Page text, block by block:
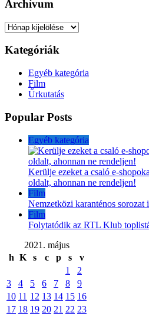
Archívum
Archívum
Kategóriák
Egyéb kategória
Film
Űrkutatás
Popular Posts
Egyéb kategória
Kerülje ezeket a csaló e-
oldalt, ahonnan ne rendeljen!
Film
Nemzetközi karanténos sorozat
Film
Folytatódik az RTL Klub
2021. május
h K s c p s
v
1
2
3
4 5 6 7 8
9
10 11 12 13 14 15 16
17 18 19 20 21 22 23